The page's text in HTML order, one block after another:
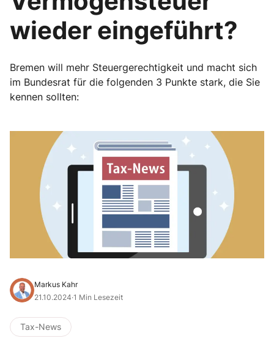
wieder eingeführt?
Bremen will mehr Steuergerechtigkeit und macht sich
im Bundesrat für die folgenden 3 Punkte stark, die Sie
kennen sollten:
Markus Kahr
21.10.2024·1 Min Lesezeit
Tax-News